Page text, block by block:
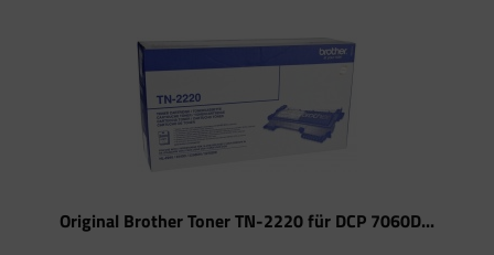
Original Brother Toner TN-2220 für DCP 7060D...